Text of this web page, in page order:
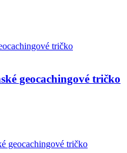
geocachingové tričko